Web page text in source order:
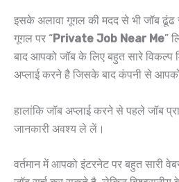
इसके अलावा गूगल की मदद से भी जॉब
गूगल पर “Private Job Near Me”
बाद आपको जॉब के लिए बहुत सारे
अप्लाई करने है जिसके बाद कंपनी से
हालांकि जॉब अप्लाई करने से पहले जॉब
जानकारी अवश्य ले लें।
वर्तमान में आपको इंटरनेट पर बहुत सारी